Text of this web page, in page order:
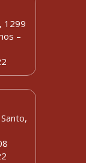
1299
–